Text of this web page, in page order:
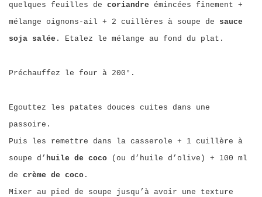
quelques feuilles de coriandre émincées finement +
mélange oignons-ail + 2 cuillères à soupe de sauce
soja salée . Etalez le mélange au fond du plat.
Préchauffez le four à 200°.
Egouttez les patates douces cuites dans une
passoire.
Puis les remettre dans la casserole + 1 cuillère à
soupe d’ huile de coco (ou d’huile d’olive) + 100 ml
de crème de coco .
Mixer au pied de soupe jusqu’à avoir une texture